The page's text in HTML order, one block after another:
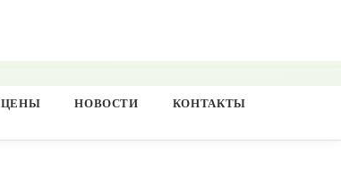
ЦЕНЫ НОВОСТИ КОНТАКТЫ